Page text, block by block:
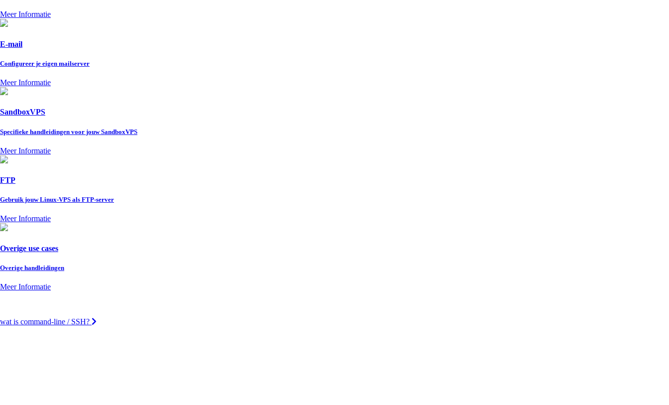
Meer Informatie
E-mail
Configureer je eigen mailserver
Meer Informatie
SandboxVPS
Specifieke handleidingen voor jouw SandboxVPS
Meer Informatie
FTP
Gebruik jouw Linux-VPS als FTP-server
Meer Informatie
Overige use cases
Overige handleidingen
Meer Informatie
wat is command-line / SSH?